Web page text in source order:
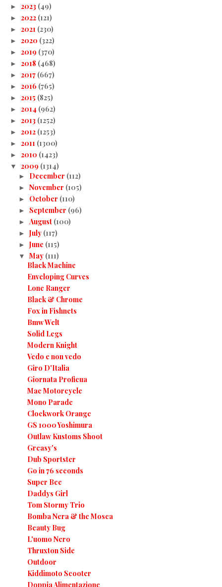
► 2023 (49)
► 2022 (121)
► 2021 (230)
► 2020 (322)
► 2019 (370)
► 2018 (468)
► 2017 (667)
► 2016 (765)
► 2015 (825)
► 2014 (962)
► 2013 (1252)
► 2012 (1253)
► 2011 (1300)
► 2010 (1423)
▼ 2009 (1314)
► December (112)
► November (105)
► October (110)
► September (96)
► August (100)
► July (117)
► June (115)
▼ May (111)
Black Machine
Enveloping Curves
Lone Ranger
Black & Chrome
Fox in Fishnets
Bmw Welt
Solid Legs
Modern Knight
Vedo e non vedo
Giro D'Italia
Giornata Proficua
Mac Motorcycle
Mono Parade
Clockwork Orange
GS 1000 Yoshimura
Outlaw Kustoms Shoot
Greasy's
Dub Sportster
Go in 76 seconds
Super Bee
Daddys Girl
Tom Stormy Trio
Bomba Nera & the Mosca
Beauty Bug
L'uomo Nero
Thruxton Side
Outdoor
Kiddimoto Scooter
Doppia Alimentazione